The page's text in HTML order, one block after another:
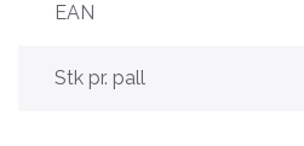
EAN
Stk pr. pall